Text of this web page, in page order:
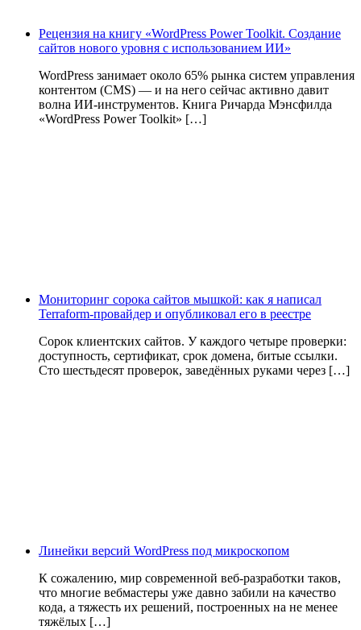
Рецензия на книгу «WordPress Power Toolkit. Создание
сайтов нового уровня с использованием ИИ»
WordPress занимает около 65% рынка систем управления
контентом (CMS) — и на него сейчас активно давит
волна ИИ‑инструментов. Книга Ричарда Мэнсфилда
«WordPress Power Toolkit» […]
Мониторинг сорока сайтов мышкой: как я написал
Terraform-провайдер и опубликовал его в реестре
Сорок клиентских сайтов. У каждого четыре проверки:
доступность, сертификат, срок домена, битые ссылки.
Сто шестьдесят проверок, заведённых руками через […]
Линейки версий WordPress под микроскопом
К сожалению, мир современной веб-разработки таков,
что многие вебмастеры уже давно забили на качество
кода, а тяжесть их решений, построенных на не менее
тяжёлых […]